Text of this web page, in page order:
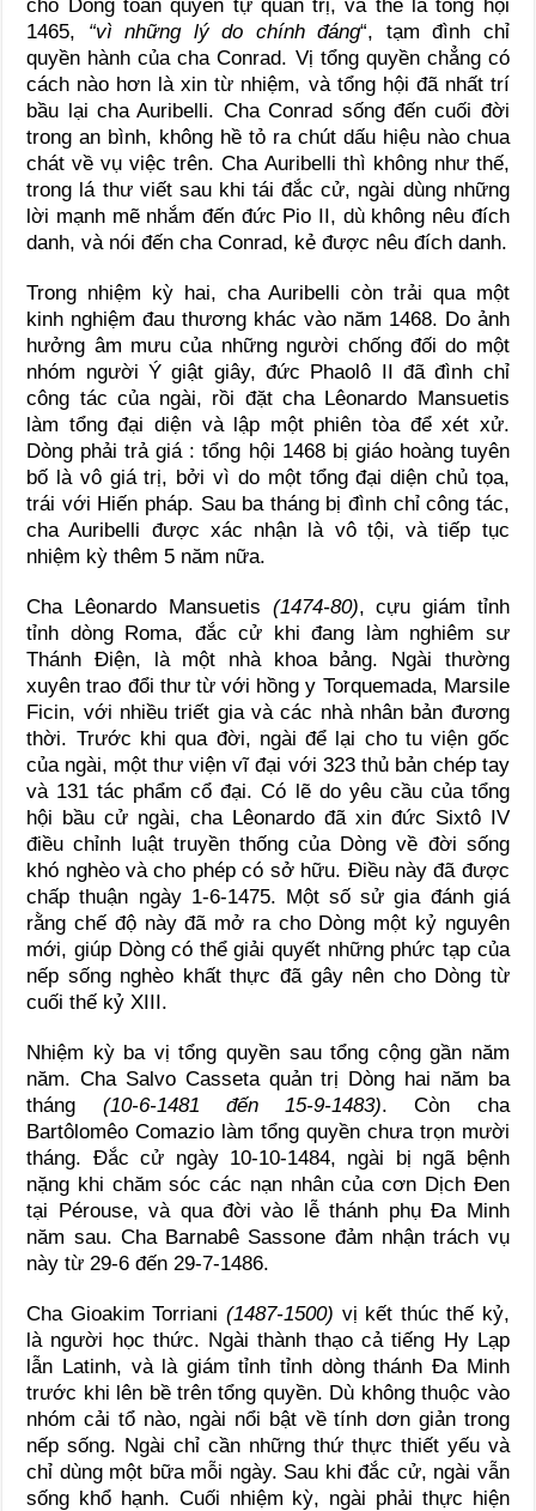
cho Dòng toàn quyền tự quản trị, và thế là tổng hội
1465, “vì những lý do chính đáng“, tạm đình chỉ
quyền hành của cha Conrad. Vị tổng quyền chẳng có
cách nào hơn là xin từ nhiệm, và tổng hội đã nhất trí
bầu lại cha Auribelli. Cha Conrad sống đến cuối đời
trong an bình, không hề tỏ ra chút dấu hiệu nào chua
chát về vụ việc trên. Cha Auribelli thì không như thế,
trong lá thư viết sau khi tái đắc cử, ngài dùng những
lời mạnh mẽ nhắm đến đức Pio II, dù không nêu đích
danh, và nói đến cha Conrad, kẻ được nêu đích danh.
Trong nhiệm kỳ hai, cha Auribelli còn trải qua một
kinh nghiệm đau thương khác vào năm 1468. Do ảnh
hưởng âm mưu của những người chống đối do một
nhóm người Ý giật giây, đức Phaolô II đã đình chỉ
công tác của ngài, rồi đặt cha Lêonardo Mansuetis
làm tổng đại diện và lập một phiên tòa để xét xử.
Dòng phải trả giá : tổng hội 1468 bị giáo hoàng tuyên
bố là vô giá trị, bởi vì do một tổng đại diện chủ tọa,
trái với Hiến pháp. Sau ba tháng bị đình chỉ công tác,
cha Auribelli được xác nhận là vô tội, và tiếp tục
nhiệm kỳ thêm 5 năm nữa.
Cha Lêonardo Mansuetis (1474-80), cựu giám tỉnh
tỉnh dòng Roma, đắc cử khi đang làm nghiêm sư
Thánh Điện, là một nhà khoa bảng. Ngài thường
xuyên trao đổi thư từ với hồng y Torquemada, Marsile
Ficin, với nhiều triết gia và các nhà nhân bản đương
thời. Trước khi qua đời, ngài để lại cho tu viện gốc
của ngài, một thư viện vĩ đại với 323 thủ bản chép tay
và 131 tác phẩm cổ đại. Có lẽ do yêu cầu của tổng
hội bầu cử ngài, cha Lêonardo đã xin đức Sixtô IV
điều chỉnh luật truyền thống của Dòng về đời sống
khó nghèo và cho phép có sở hữu. Điều này đã được
chấp thuận ngày 1-6-1475. Một số sử gia đánh giá
rằng chế độ này đã mở ra cho Dòng một kỷ nguyên
mới, giúp Dòng có thể giải quyết những phức tạp của
nếp sống nghèo khất thực đã gây nên cho Dòng từ
cuối thế kỷ XIII.
Nhiệm kỳ ba vị tổng quyền sau tổng cộng gần năm
năm. Cha Salvo Casseta quản trị Dòng hai năm ba
tháng (10-6-1481 đến 15-9-1483). Còn cha
Bartôlomêo Comazio làm tổng quyền chưa trọn mười
tháng. Đắc cử ngày 10-10-1484, ngài bị ngã bệnh
nặng khi chăm sóc các nạn nhân của cơn Dịch Đen
tại Pérouse, và qua đời vào lễ thánh phụ Đa Minh
năm sau. Cha Barnabê Sassone đảm nhận trách vụ
này từ 29-6 đến 29-7-1486.
Cha Gioakim Torriani (1487-1500) vị kết thúc thế kỷ,
là người học thức. Ngài thành thạo cả tiếng Hy Lạp
lẫn Latinh, và là giám tỉnh tỉnh dòng thánh Đa Minh
trước khi lên bề trên tổng quyền. Dù không thuộc vào
nhóm cải tổ nào, ngài nổi bật về tính dơn giản trong
nếp sống. Ngài chỉ cần những thứ thực thiết yếu và
chỉ dùng một bữa mỗi ngày. Sau khi đắc cử, ngài vẫn
sống khổ hạnh. Cuối nhiệm kỳ, ngài phải thực hiện